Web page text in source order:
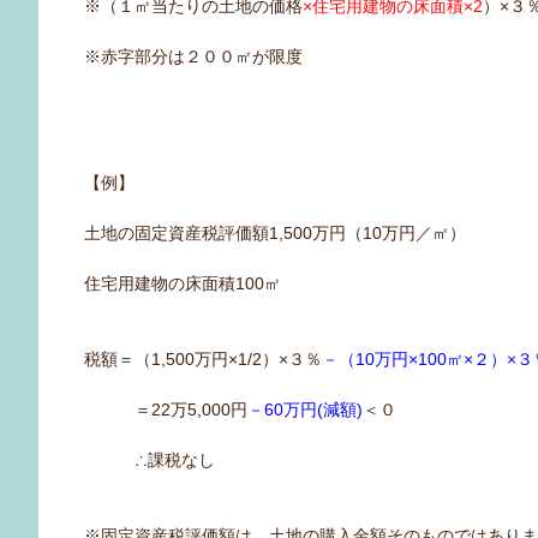
※（１㎡当たりの土地の価格×住宅用建物の床面積×2）×３
※赤字部分は２００㎡が限度
【例】
土地の固定資産税評価額1,500万円（10万円／㎡）
住宅用建物の床面積100㎡
税額＝（1,500万円×1/2）×３％ －（10万円×100㎡×２）×３
＝22万5,000円 －60万円(減額) ＜０
∴課税なし